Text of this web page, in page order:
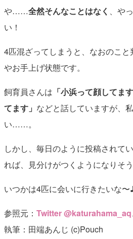
や……全然そんなことはなく 、や
い！
4匹混ざってしまうと、なおのこ
やお手上げ状態です。
飼育員さんは 「小浜って顔してま
てます」 などと話していますが、
い……。
しかし、毎日のように投稿されて
れば、見分けがつくようになりそう
いつかは4匹に会いに行きたいな〜
参照元： Twitter @katurahama_aq
執筆：田端あんじ (c)Pouch